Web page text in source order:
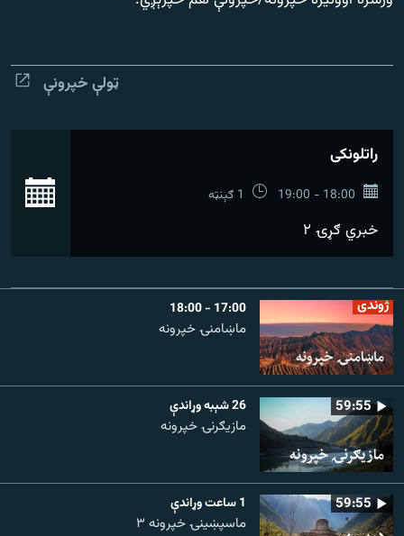
۱۴ ساعته راډیويي خپرونې
Gandhara
د ازادې اروپا راډیو ټولې ووبپاڼې
ټولې خپرونې
راتلونکی
18:00 - 19:00 1 ګېنټه
خبري ګړۍ ۲
ژوندی 17:00 - 18:00
ماښامنۍ خپرونه
59:55 26 شېبه وړاندې
مازیګرنۍ خپرونه
59:55 1 ساعت وړاندې
ماسپښینۍ خپرونه ۳